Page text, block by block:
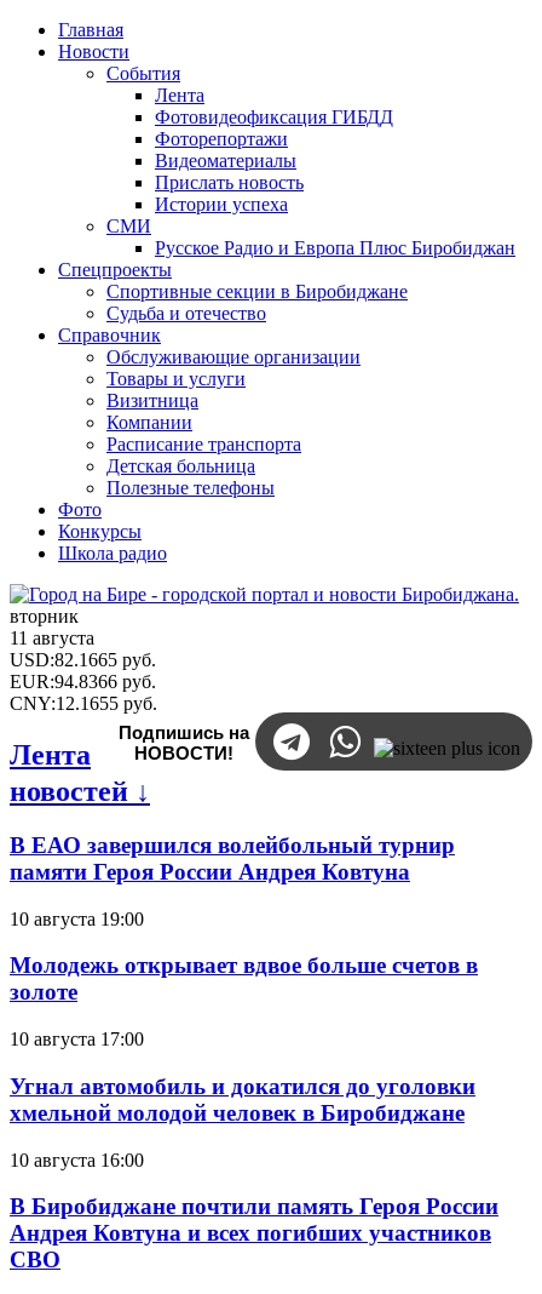
Главная
Новости
События
Лента
Фотовидеофиксация ГИБДД
Фоторепортажи
Видеоматериалы
Прислать новость
Истории успеха
СМИ
Русское Радио и Европа Плюс Биробиджан
Спецпроекты
Спортивные секции в Биробиджане
Судьба и отечество
Справочник
Обслуживающие организации
Товары и услуги
Визитница
Компании
Расписание транспорта
Детская больница
Полезные телефоны
Фото
Конкурсы
Школа радио
вторник
11 августа
USD:82.1665 руб.
EUR:94.8366 руб.
CNY:12.1655 руб.
Подпишись на
НОВОСТИ!
Лента
новостей ↓
В ЕАО завершился волейбольный турнир
памяти Героя России Андрея Ковтуна
10 августа 19:00
Молодежь открывает вдвое больше счетов в
золоте
10 августа 17:00
Угнал автомобиль и докатился до уголовки
хмельной молодой человек в Биробиджане
10 августа 16:00
В Биробиджане почтили память Героя России
Андрея Ковтуна и всех погибших участников
СВО